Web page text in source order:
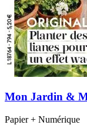
Mon Jardin &
Papier + Numérique